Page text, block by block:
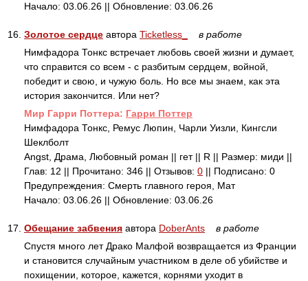
Начало: 03.06.26 || Обновление: 03.06.26
16. Золотое сердце автора Ticketless_
в работе
Нимфадора Тонкс встречает любовь своей жизни и думает,
что справится со всем - с разбитым сердцем, войной,
победит и свою, и чужую боль. Но все мы знаем, как эта
история закончится. Или нет?
Mир Гарри Поттера: Гарри Поттер
Нимфадора Тонкс, Ремус Люпин, Чарли Уизли, Кингсли
Шеклболт
Angst, Драма, Любовный роман || гет || R || Размер: миди ||
Глав: 12 || Прочитано: 346 || Отзывов: 0 || Подписано: 0
Предупреждения: Смерть главного героя, Мат
Начало: 03.06.26 || Обновление: 03.06.26
17. Обещание забвения автора DoberAnts
в работе
Спустя много лет Драко Малфой возвращается из Франции
и становится случайным участником в деле об убийстве и
похищении, которое, кажется, корнями уходит в